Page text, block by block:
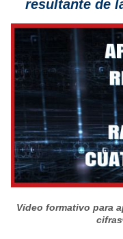
resultante de
Vídeo formativo para
cifras